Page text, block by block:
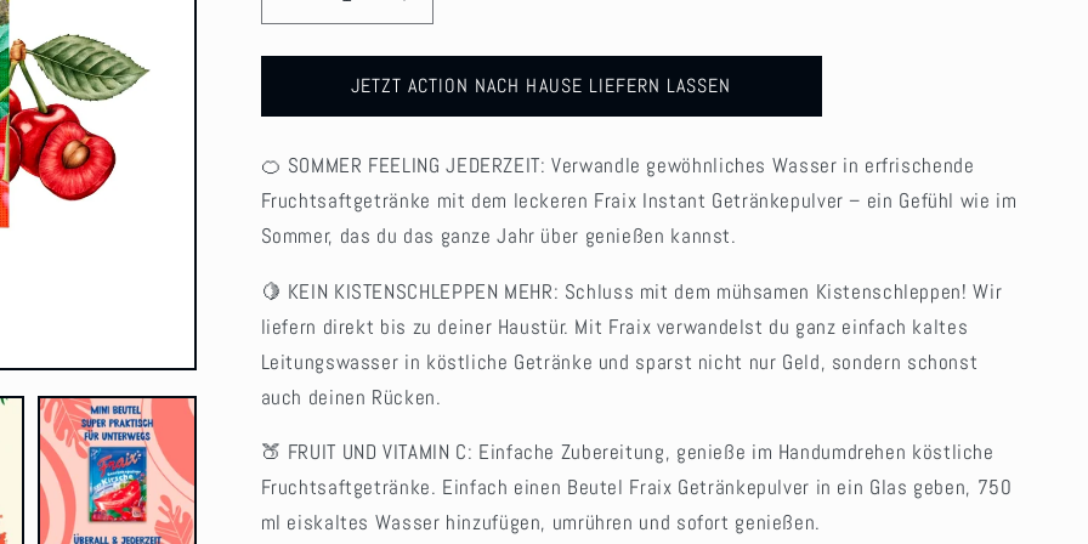
n
Verringere
die
Menge
FRAIX
50
x
Erhöhe
die
Menge
für
FRAIX
50
x
JETZT ACTION NACH HAUSE LIEFERN LASSEN
🍊 SOMMER FEELING JEDERZEIT: Verwandle gewöhnliches Wasser in erfrischende
Fruchtsaftgetränke mit dem leckeren Fraix Instant Getränkepulver – ein Gefühl wie im
Sommer, das du das ganze Jahr über genießen kannst.
🍋 KEIN KISTENSCHLEPPEN MEHR: Schluss mit dem mühsamen Kistenschleppen! Wir
liefern direkt bis zu deiner Haustür. Mit Fraix verwandelst du ganz einfach kaltes
Leitungswasser in köstliche Getränke und sparst nicht nur Geld, sondern schonst
auch deinen Rücken.
🍑 FRUIT UND VITAMIN C: Einfache Zubereitung, genieße im Handumdrehen köstliche
Fruchtsaftgetränke. Einfach einen Beutel Fraix Getränkepulver in ein Glas geben, 750
ml eiskaltes Wasser hinzufügen, umrühren und sofort genießen.